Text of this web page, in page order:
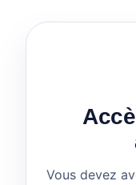
Vous devez